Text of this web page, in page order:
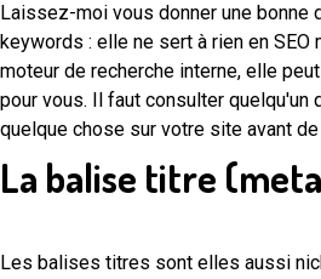
Laissez-moi vous donner une bonne
keywords : elle ne sert à rien en SEO
moteur de recherche interne, elle
pour vous. Il faut consulter quelqu'un
quelque chose sur votre site avant
La balise titre
Les balises titres sont elles aussi